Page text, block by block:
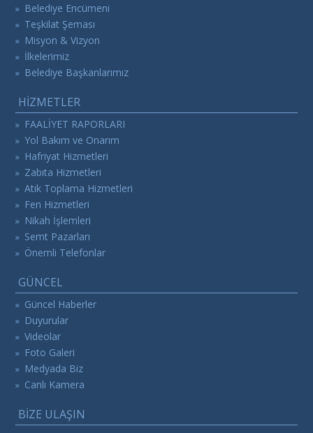
» Belediye Encümeni
» Teşkilat Şeması
» Misyon & Vizyon
» İlkelerimiz
» Belediye Başkanlarımız
HİZMETLER
» FAALİYET RAPORLARI
» Yol Bakım ve Onarım
» Hafriyat Hizmetleri
» Zabıta Hizmetleri
» Atık Toplama Hizmetleri
» Fen Hizmetleri
» Nikah İşlemleri
» Semt Pazarları
» Önemli Telefonlar
GÜNCEL
» Güncel Haberler
» Duyurular
» Videolar
» Foto Galeri
» Medyada Biz
» Canlı Kamera
BİZE ULAŞIN